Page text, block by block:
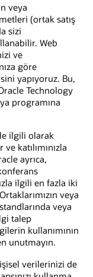
veya
(ortak satış
sizi
Web
ve
göre
yapıyoruz. Bu,
Technology
programına
ilgili olarak
katılımınızla
ayrıca,
ilgili en fazla iki
veya
veya
talep
kullanımının
unutmayın.
verilerinizi de